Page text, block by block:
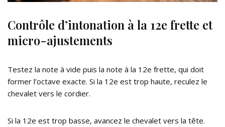
Contrôle d’intonation à la 12e frette et
micro-ajustements
Testez la note à vide puis la note à la 12e frette, qui doit
former l’octave exacte. Si la 12e est trop haute, reculez le
chevalet vers le cordier.
Si la 12e est trop basse, avancez le chevalet vers la tête.